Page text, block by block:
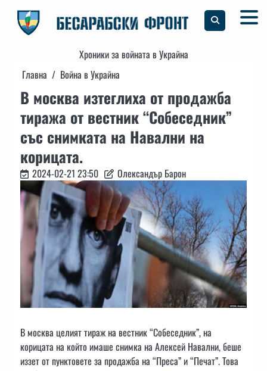
content
Хроники за войната в Украйна
Главна
Война в Украйна
В москва изтеглиха от продажба
тиража от вестник “Собеседник”
със снимката на Навални на
корицата.
2024-02-21 23:50 Олександър Барон
В москва целият тираж на вестник “Собеседник”, на
корицата на който имаше снимка на Алексей Навални, беше
иззет от пунктовете за продажба на “Преса” и “Печат”. Това